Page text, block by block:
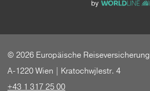
© 2026 Europäische Reiseversicherung
A-1220 Wien | Kratochwjlestr. 4
+43 1 317 25 00